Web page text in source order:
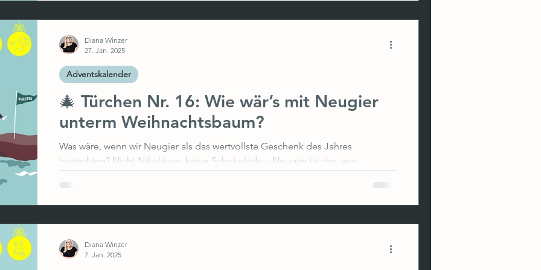
🎄 Türchen Nr. 16: Wie wär’s mit Neugier
unterm Weihnachtsbaum?
Was wäre, wenn wir Neugier als das wertvollste Geschenk des Jahres
betrachten? Nicht Nikoläuse, keine Schokolade – Neugier ist das, was...
Adventskalender
Diana Winzer
27. Jan. 2025
Diana Winzer
7. Jan. 2025